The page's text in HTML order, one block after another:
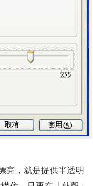
亮，就是提供半透明